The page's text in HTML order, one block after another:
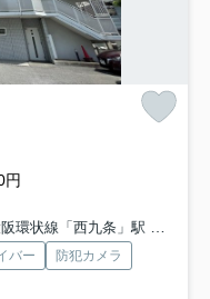
円
環状線「西九条」駅 徒歩9分
バー
防犯カメラ